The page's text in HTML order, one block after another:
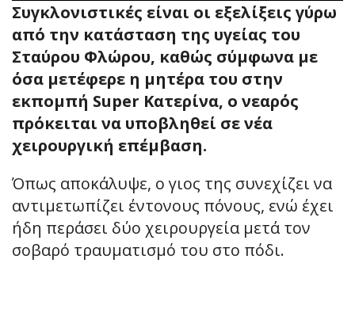
Συγκλονιστικές είναι οι εξελίξεις γύρω
από την κατάσταση της υγείας του
Σταύρου Φλώρου, καθώς σύμφωνα με
όσα μετέφερε η μητέρα του στην
εκπομπή Super Κατερίνα, ο νεαρός
πρόκειται να υποβληθεί σε νέα
χειρουργική επέμβαση.
Όπως αποκάλυψε, ο γιος της συνεχίζει να
αντιμετωπίζει έντονους πόνους, ενώ έχει
ήδη περάσει δύο χειρουργεία μετά τον
σοβαρό τραυματισμό του στο πόδι.